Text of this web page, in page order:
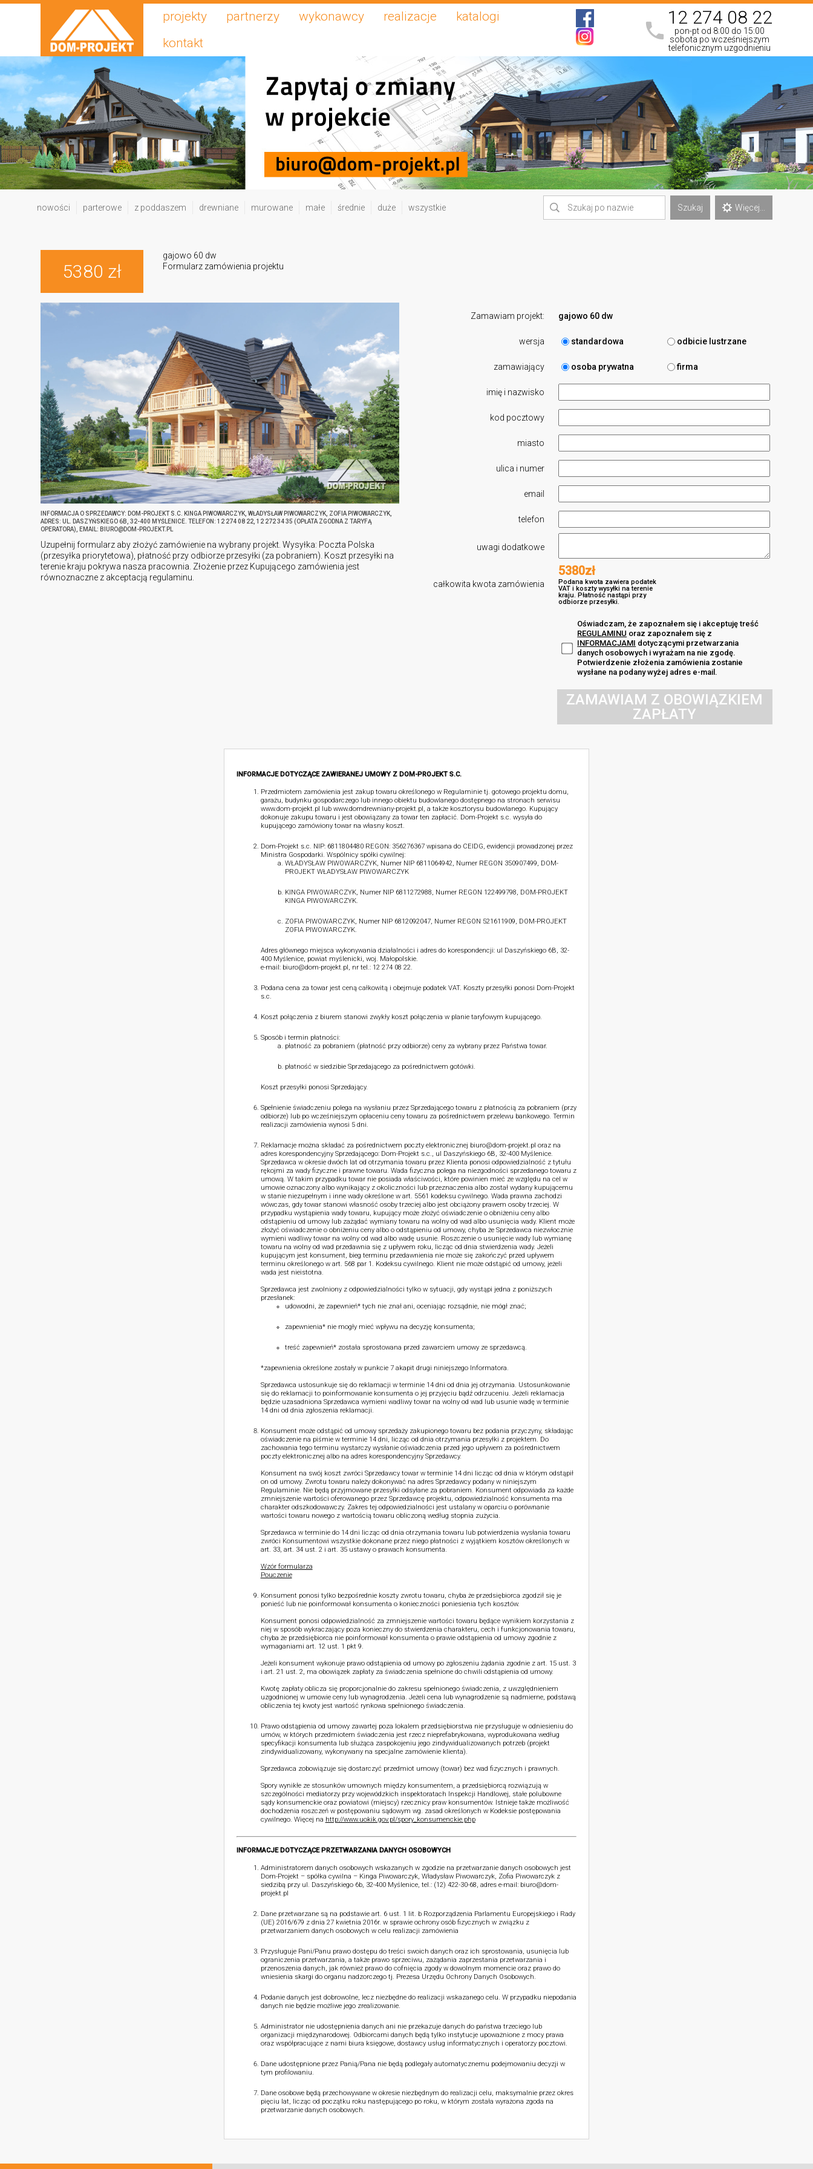
projekty partnerzy wykonawcy realizacje
katalogi
kontakt
12 274 08 22
pon-pt od 8:00 do 15:00
sobota po wcześniejszym
telefonicznym uzgodnieniu
nowości parterowe z poddaszem drewniane murowane małe średnie duże wszystkie Szukaj Więcej...
5380 zł
gajowo 60 dw
Formularz zamówienia projektu
INFORMACJA O SPRZEDAWCY: DOM-PROJEKT S.C. KINGA PIWOWARCZYK, WŁADYSŁAW PIWOWARCZYK, ZOFIA PIWOWARCZYK,
ADRES: UL. DASZYŃSKIEGO 6B, 32-400 MYŚLENICE. TELEFON: 12 274 08 22, 12 272 34 35 (OPŁATA ZGODNA Z TARYFĄ
OPERATORA), EMAIL: BIURO@DOM-PROJEKT.PL
Uzupełnij formularz aby złożyć zamówienie na wybrany projekt. Wysyłka: Poczta Polska
(przesyłka priorytetowa), płatność przy odbiorze przesyłki (za pobraniem). Koszt przesyłki na
terenie kraju pokrywa nasza pracownia. Złożenie przez Kupującego zamówienia jest
równoznaczne z akceptacją regulaminu.
Zamawiam projekt: gajowo 60 dw
wersja standardowa odbicie lustrzane
zamawiający osoba prywatna firma
imię i nazwisko
kod pocztowy
miasto
ulica i numer
email
telefon
uwagi dodatkowe
całkowita kwota zamówienia
5380zł
Podana kwota zawiera podatek
VAT i koszty wysyłki na terenie
kraju. Płatność nastąpi przy
odbiorze przesyłki.
Oświadczam, że zapoznałem się i akceptuję treść
REGULAMINU oraz zapoznałem się z
INFORMACJAMI dotyczącymi przetwarzania
danych osobowych i wyrażam na nie zgodę.
Potwierdzenie złożenia zamówienia zostanie
wysłane na podany wyżej adres e-mail.
ZAMAWIAM Z OBOWIĄZKIEM
ZAPŁATY
INFORMACJE DOTYCZĄCE ZAWIERANEJ UMOWY Z DOM-PROJEKT S.C.
Przedmiotem zamówienia jest zakup towaru określonego w Regulaminie tj. gotowego projektu domu,
garażu, budynku gospodarczego lub innego obiektu budowlanego dostępnego na stronach serwisu
www.dom-projekt.pl lub www.domdrewniany-projekt.pl, a także kosztorysu budowlanego. Kupujący
dokonuje zakupu towaru i jest obowiązany za towar ten zapłacić. Dom-Projekt s.c. wysyła do
kupującego zamówiony towar na własny koszt.
Dom-Projekt s.c. NIP: 6811804480 REGON: 356276367 wpisana do CEIDG, ewidencji prowadzonej przez
Ministra Gospodarki. Wspólnicy spółki cywilnej:
WŁADYSŁAW PIWOWARCZYK, Numer NIP 6811064942, Numer REGON 350907499, DOM-
PROJEKT WŁADYSŁAW PIWOWARCZYK
KINGA PIWOWARCZYK, Numer NIP 6811272988, Numer REGON 122499798, DOM-PROJEKT
KINGA PIWOWARCZYK.
ZOFIA PIWOWARCZYK, Numer NIP 6812092047, Numer REGON 521611909, DOM-PROJEKT
ZOFIA PIWOWARCZYK.
Adres głównego miejsca wykonywania działalności i adres do korespondencji: ul Daszyńskiego 6B, 32-
400 Myślenice, powiat myślenicki, woj. Małopolskie.
e-mail: biuro@dom-projekt.pl, nr tel.: 12 274 08 22.
Podana cena za towar jest ceną całkowitą i obejmuje podatek VAT. Koszty przesyłki ponosi Dom-Projekt
s.c.
Koszt połączenia z biurem stanowi zwykły koszt połączenia w planie taryfowym kupującego.
Sposób i termin płatności:
płatność za pobraniem (płatność przy odbiorze) ceny za wybrany przez Państwa towar.
płatność w siedzibie Sprzedającego za pośrednictwem gotówki.
Koszt przesyłki ponosi Sprzedający.
Spełnienie świadczeniu polega na wysłaniu przez Sprzedającego towaru z płatnością za pobraniem (przy
odbiorze) lub po wcześniejszym opłaceniu ceny towaru za pośrednictwem przelewu bankowego. Termin
realizacji zamówienia wynosi 5 dni.
Reklamacje można składać za pośrednictwem poczty elektronicznej biuro@dom-projekt.pl oraz na
adres korespondencyjny Sprzedającego: Dom-Projekt s.c., ul Daszyńskiego 6B, 32-400 Myślenice.
Sprzedawca w okresie dwóch lat od otrzymania towaru przez Klienta ponosi odpowiedzialność z tytułu
rękojmi za wady fizyczne i prawne towaru. Wada fizyczna polega na niezgodności sprzedanego towaru z
umową. W takim przypadku towar nie posiada właściwości, które powinien mieć ze względu na cel w
umowie oznaczony albo wynikający z okoliczności lub przeznaczenia albo został wydany kupującemu
w stanie niezupełnym i inne wady określone w art. 5561 kodeksu cywilnego. Wada prawna zachodzi
wówczas, gdy towar stanowi własność osoby trzeciej albo jest obciążony prawem osoby trzeciej. W
przypadku wystąpienia wady towaru, kupujący może złożyć oświadczenie o obniżeniu ceny albo
odstąpieniu od umowy lub zażądać wymiany towaru na wolny od wad albo usunięcia wady. Klient może
złożyć oświadczenie o obniżeniu ceny albo o odstąpieniu od umowy, chyba że Sprzedawca niezwłocznie
wymieni wadliwy towar na wolny od wad albo wadę usunie. Roszczenie o usunięcie wady lub wymianę
towaru na wolny od wad przedawnia się z upływem roku, licząc od dnia stwierdzenia wady. Jeżeli
kupującym jest konsument, bieg terminu przedawnienia nie może się zakończyć przed upływem
terminu określonego w art. 568 par 1. Kodeksu cywilnego. Klient nie może odstąpić od umowy, jeżeli
wada jest nieistotna.
Sprzedawca jest zwolniony z odpowiedzialności tylko w sytuacji, gdy wystąpi jedna z poniższych
przesłanek:
udowodni, że zapewnień* tych nie znał ani, oceniając rozsądnie, nie mógł znać;
zapewnienia* nie mogły mieć wpływu na decyzję konsumenta;
treść zapewnień* została sprostowana przed zawarciem umowy ze sprzedawcą.
*zapewnienia określone zostały w punkcie 7 akapit drugi niniejszego Informatora.
Sprzedawca ustosunkuje się do reklamacji w terminie 14 dni od dnia jej otrzymania. Ustosunkowanie
się do reklamacji to poinformowanie konsumenta o jej przyjęciu bądź odrzuceniu. Jeżeli reklamacja
będzie uzasadniona Sprzedawca wymieni wadliwy towar na wolny od wad lub usunie wadę w terminie
14 dni od dnia zgłoszenia reklamacji.
Konsument może odstąpić od umowy sprzedaży zakupionego towaru bez podania przyczyny, składając
oświadczenie na piśmie w terminie 14 dni, licząc od dnia otrzymania przesyłki z projektem. Do
zachowania tego terminu wystarczy wysłanie oświadczenia przed jego upływem za pośrednictwem
poczty elektronicznej albo na adres korespondencyjny Sprzedawcy.
Konsument na swój koszt zwróci Sprzedawcy towar w terminie 14 dni licząc od dnia w którym odstąpił
on od umowy. Zwrotu towaru należy dokonywać na adres Sprzedawcy podany w niniejszym
Regulaminie. Nie będą przyjmowane przesyłki odsyłane za pobraniem. Konsument odpowiada za każde
zmniejszenie wartości oferowanego przez Sprzedawcę projektu, odpowiedzialność konsumenta ma
charakter odszkodowawczy. Zakres tej odpowiedzialności jest ustalany w oparciu o porównanie
wartości towaru nowego z wartością towaru obliczoną według stopnia zużycia.
Sprzedawca w terminie do 14 dni licząc od dnia otrzymania towaru lub potwierdzenia wysłania towaru
zwróci Konsumentowi wszystkie dokonane przez niego płatności z wyjątkiem kosztów określonych w
art. 33, art. 34 ust. 2 i art. 35 ustawy o prawach konsumenta.
Wzór formularza
Pouczenie
Konsument ponosi tylko bezpośrednie koszty zwrotu towaru, chyba że przedsiębiorca zgodził się je
ponieść lub nie poinformował konsumenta o konieczności poniesienia tych kosztów.
Konsument ponosi odpowiedzialność za zmniejszenie wartości towaru będące wynikiem korzystania z
niej w sposób wykraczający poza konieczny do stwierdzenia charakteru, cech i funkcjonowania towaru,
chyba że przedsiębiorca nie poinformował konsumenta o prawie odstąpienia od umowy zgodnie z
wymaganiami art. 12 ust. 1 pkt 9.
Jeżeli konsument wykonuje prawo odstąpienia od umowy po zgłoszeniu żądania zgodnie z art. 15 ust. 3
i art. 21 ust. 2, ma obowiązek zapłaty za świadczenia spełnione do chwili odstąpienia od umowy.
Kwotę zapłaty oblicza się proporcjonalnie do zakresu spełnionego świadczenia, z uwzględnieniem
uzgodnionej w umowie ceny lub wynagrodzenia. Jeżeli cena lub wynagrodzenie są nadmierne, podstawą
obliczenia tej kwoty jest wartość rynkowa spełnionego świadczenia.
Prawo odstąpienia od umowy zawartej poza lokalem przedsiębiorstwa nie przysługuje w odniesieniu do
umów, w których przedmiotem świadczenia jest rzecz nieprefabrykowana, wyprodukowana według
specyfikacji konsumenta lub służąca zaspokojeniu jego zindywidualizowanych potrzeb (projekt
zindywidualizowany, wykonywany na specjalne zamówienie klienta).
Sprzedawca zobowiązuje się dostarczyć przedmiot umowy (towar) bez wad fizycznych i prawnych.
Spory wynikłe ze stosunków umownych między konsumentem, a przedsiębiorcą rozwiązują w
szczególności mediatorzy przy wojewódzkich inspektoratach Inspekcji Handlowej, stałe polubowne
sądy konsumenckie oraz powiatowi (miejscy) rzecznicy praw konsumentów. Istnieje także możliwość
dochodzenia roszczeń w postępowaniu sądowym wg. zasad określonych w Kodeksie postępowania
cywilnego. Więcej na http://www.uokik.gov.pl/spory_konsumenckie.php
INFORMACJE DOTYCZĄCE PRZETWARZANIA DANYCH OSOBOWYCH
Administratorem danych osobowych wskazanych w zgodzie na przetwarzanie danych osobowych jest
Dom-Projekt – spółka cywilna – Kinga Piwowarczyk, Władysław Piwowarczyk, Zofia Piwowarczyk z
siedzibą przy ul. Daszyńskiego 6b, 32-400 Myślenice, tel.: (12) 422-30-68, adres e-mail: biuro@dom-
projekt.pl
Dane przetwarzane są na podstawie art. 6 ust. 1 lit. b Rozporządzenia Parlamentu Europejskiego i Rady
(UE) 2016/679 z dnia 27 kwietnia 2016r. w sprawie ochrony osób fizycznych w związku z
przetwarzaniem danych osobowych w celu realizacji zamówienia
Przysługuje Pani/Panu prawo dostępu do treści swoich danych oraz ich sprostowania, usunięcia lub
ograniczenia przetwarzania, a także prawo sprzeciwu, zażądania zaprzestania przetwarzania i
przenoszenia danych, jak również prawo do cofnięcia zgody w dowolnym momencie oraz prawo do
wniesienia skargi do organu nadzorczego tj. Prezesa Urzędu Ochrony Danych Osobowych.
Podanie danych jest dobrowolne, lecz niezbędne do realizacji wskazanego celu. W przypadku niepodania
danych nie będzie możliwe jego zrealizowanie.
Administrator nie udostępnienia danych ani nie przekazuje danych do państwa trzeciego lub
organizacji międzynarodowej. Odbiorcami danych będą tylko instytucje upoważnione z mocy prawa
oraz współpracujące z nami biura księgowe, dostawcy usług informatycznych i operatorzy pocztowi.
Dane udostępnione przez Panią/Pana nie będą podlegały automatycznemu podejmowaniu decyzji w
tym profilowaniu.
Dane osobowe będą przechowywane w okresie niezbędnym do realizacji celu, maksymalnie przez okres
pięciu lat, licząc od początku roku następującego po roku, w którym została wyrażona zgoda na
przetwarzanie danych osobowych.